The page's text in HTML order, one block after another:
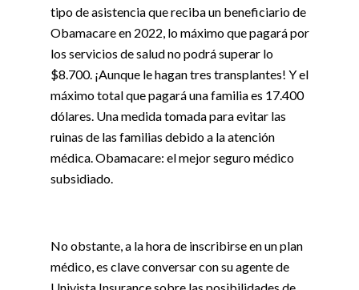
tipo de asistencia que reciba un beneficiario de
Obamacare en 2022, lo máximo que pagará por
los servicios de salud no podrá superar lo
$8.700. ¡Aunque le hagan tres transplantes! Y el
máximo total que pagará una familia es 17.400
dólares. Una medida tomada para evitar las
ruinas de las familias debido a la atención
médica. Obamacare: el mejor seguro médico
subsidiado.
No obstante, a la hora de inscribirse en un plan
médico, es clave conversar con su agente de